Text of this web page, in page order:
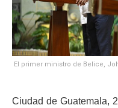
El primer ministro de Belice,
Ciudad de Guatemala,